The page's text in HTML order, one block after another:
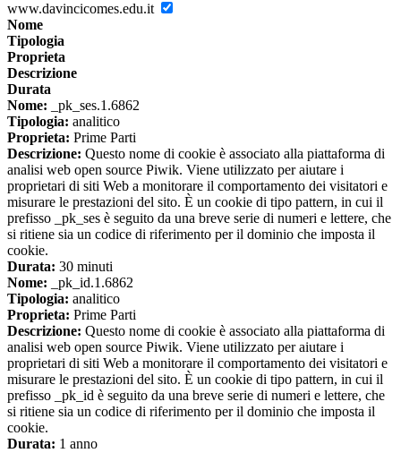
www.davincicomes.edu.it
Nome
Tipologia
Proprieta
Descrizione
Durata
Nome: _pk_ses.1.6862
Tipologia: analitico
Proprieta: Prime Parti
Descrizione: Questo nome di cookie è associato alla piattaforma di
analisi web open source Piwik. Viene utilizzato per aiutare i
proprietari di siti Web a monitorare il comportamento dei visitatori e
misurare le prestazioni del sito. È un cookie di tipo pattern, in cui il
prefisso _pk_ses è seguito da una breve serie di numeri e lettere, che
si ritiene sia un codice di riferimento per il dominio che imposta il
cookie.
Durata: 30 minuti
Nome: _pk_id.1.6862
Tipologia: analitico
Proprieta: Prime Parti
Descrizione: Questo nome di cookie è associato alla piattaforma di
analisi web open source Piwik. Viene utilizzato per aiutare i
proprietari di siti Web a monitorare il comportamento dei visitatori e
misurare le prestazioni del sito. È un cookie di tipo pattern, in cui il
prefisso _pk_id è seguito da una breve serie di numeri e lettere, che
si ritiene sia un codice di riferimento per il dominio che imposta il
cookie.
Durata: 1 anno